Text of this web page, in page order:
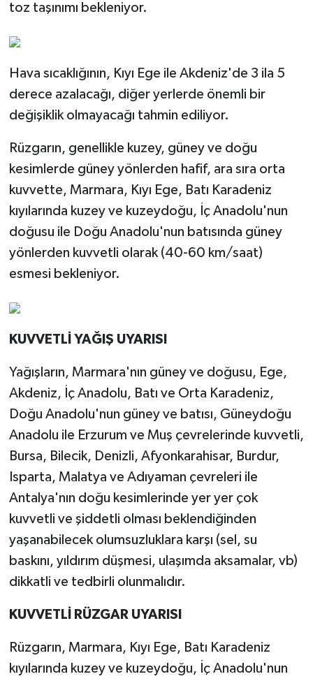
toz taşınımı bekleniyor.
Hava sıcaklığının, Kıyı Ege ile Akdeniz'de 3 ila 5
derece azalacağı, diğer yerlerde önemli bir
değişiklik olmayacağı tahmin ediliyor.
Rüzgarın, genellikle kuzey, güney ve doğu
kesimlerde güney yönlerden hafif, ara sıra orta
kuvvette, Marmara, Kıyı Ege, Batı Karadeniz
kıyılarında kuzey ve kuzeydoğu, İç Anadolu'nun
doğusu ile Doğu Anadolu'nun batısında güney
yönlerden kuvvetli olarak (40-60 km/saat)
esmesi bekleniyor.
KUVVETLİ YAĞIŞ UYARISI
Yağışların, Marmara'nın güney ve doğusu, Ege,
Akdeniz, İç Anadolu, Batı ve Orta Karadeniz,
Doğu Anadolu'nun güney ve batısı, Güneydoğu
Anadolu ile Erzurum ve Muş çevrelerinde kuvvetli,
Bursa, Bilecik, Denizli, Afyonkarahisar, Burdur,
Isparta, Malatya ve Adıyaman çevreleri ile
Antalya'nın doğu kesimlerinde yer yer çok
kuvvetli ve şiddetli olması beklendiğinden
yaşanabilecek olumsuzluklara karşı (sel, su
baskını, yıldırım düşmesi, ulaşımda aksamalar, vb)
dikkatli ve tedbirli olunmalıdır.
KUVVETLİ RÜZGAR UYARISI
Rüzgarın, Marmara, Kıyı Ege, Batı Karadeniz
kıyılarında kuzey ve kuzeydoğu, İç Anadolu'nun